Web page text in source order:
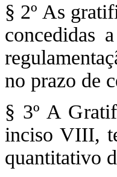
§ 2º As
concedidas
no prazo de
§ 3º A
inciso VIII,
quantitativo